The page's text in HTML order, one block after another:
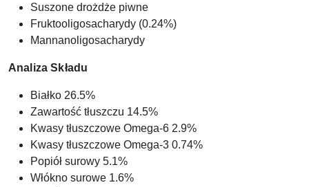
Suszone drożdże piwne
Fruktooligosacharydy (0.24%)
Mannanoligosacharydy
Analiza Składu
Białko 26.5%
Zawartość tłuszczu 14.5%
Kwasy tłuszczowe Omega-6 2.9%
Kwasy tłuszczowe Omega-3 0.74%
Popiół surowy 5.1%
Włókno surowe 1.6%